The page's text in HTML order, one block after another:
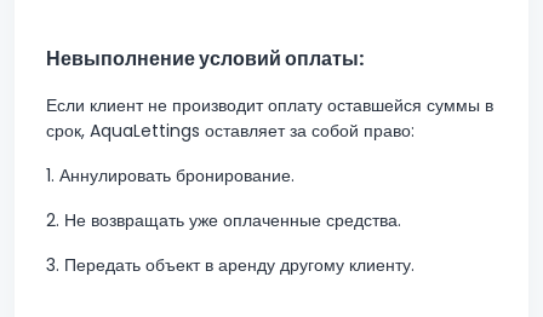
Невыполнение условий оплаты:
Если клиент не производит оплату оставшейся суммы в
срок, AquaLettings оставляет за собой право:
1. Аннулировать бронирование.
2. Не возвращать уже оплаченные средства.
3. Передать объект в аренду другому клиенту.